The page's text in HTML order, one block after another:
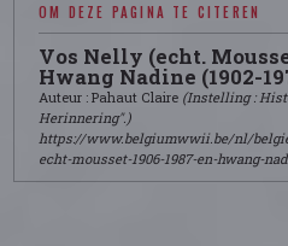
OM DEZE PAGINA TE CITEREN
Vos Nelly (echt.
Hwang Nadine (1902-
Auteur : Pahaut Claire (Instelling :
Herinnering".)
https://www.belgiumwwii.be/nl/
echt-mousset-1906-1987-en-hwang-